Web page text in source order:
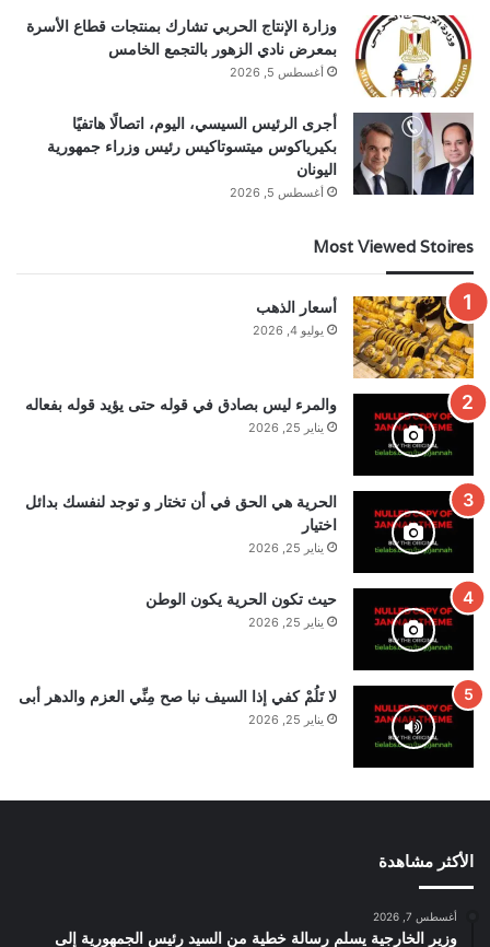
وزارة الإنتاج الحربي تشارك بمنتجات قطاع الأسرة
بمعرض نادي الزهور بالتجمع الخامس
أغسطس 5, 2026
أجرى الرئيس السيسي، اليوم، اتصالًا هاتفيًا
بكيرياكوس ميتسوتاكيس رئيس وزراء جمهورية
اليونان
أغسطس 5, 2026
Most Viewed Stoires
أسعار الذهب
يوليو 4, 2026
والمرء ليس بصادق في قوله حتى يؤيد قوله بفعاله
يناير 25, 2026
الحرية هي الحق في أن تختار و توجد لنفسك بدائل
اختيار
يناير 25, 2026
حيث تكون الحرية يكون الوطن
يناير 25, 2026
لا تَلُمْ كفي إذا السيف نبا صح مِنِّي العزم والدهر أبى
يناير 25, 2026
الأكثر مشاهدة
أغسطس 7, 2026
وزير الخارجية يسلم رسالة خطية من السيد رئيس الجمهورية إلى